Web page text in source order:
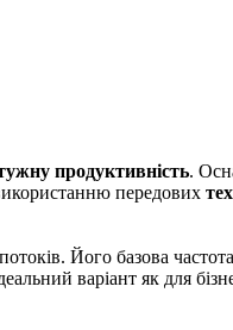
продуктивність.
передових
Його базова
варіант як для